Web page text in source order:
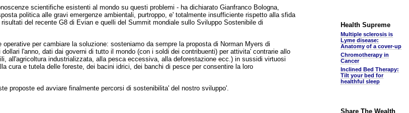
scientifiche esistenti al mondo su questi problemi - ha dichiarato Gianfranco Bologna,
politica alle gravi emergenze ambientali, purtroppo, e' totalmente insufficiente rispetto alla sfida
del recente G8 di Evian e quelli del Summit mondiale sullo Sviluppo Sostenibile di
per cambiare la soluzione: sosteniamo da sempre la proposta di Norman Myers di
l'anno, dati dai governi di tutto il mondo (con i soldi dei contribuenti) per attivita' contrarie allo
all'agricoltura industrializzata, alla pesca eccessiva, alla deforestazione ecc.) in sussidi virtuosi
cura e tutela delle foreste, dei bacini idrici, dei banchi di pesce per consentire la loro
proposte ed avviare finalmente percorsi di sostenibilita' del nostro sviluppo'.
Health Supreme
Multiple sclerosis is
Lyme disease:
Anatomy of a cover-up
Chromotherapy in
Cancer
Inclined Bed Therapy:
Tilt your bed for
healthful sleep
Share The Wealth